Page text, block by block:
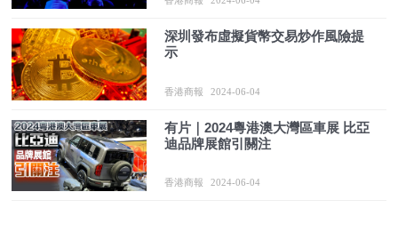
深圳發布虛擬貨幣交易炒作風險提
示
香港商報 2024-06-04
有片｜2024粵港澳大灣區車展 比亞
迪品牌展館引關注
香港商報 2024-06-04